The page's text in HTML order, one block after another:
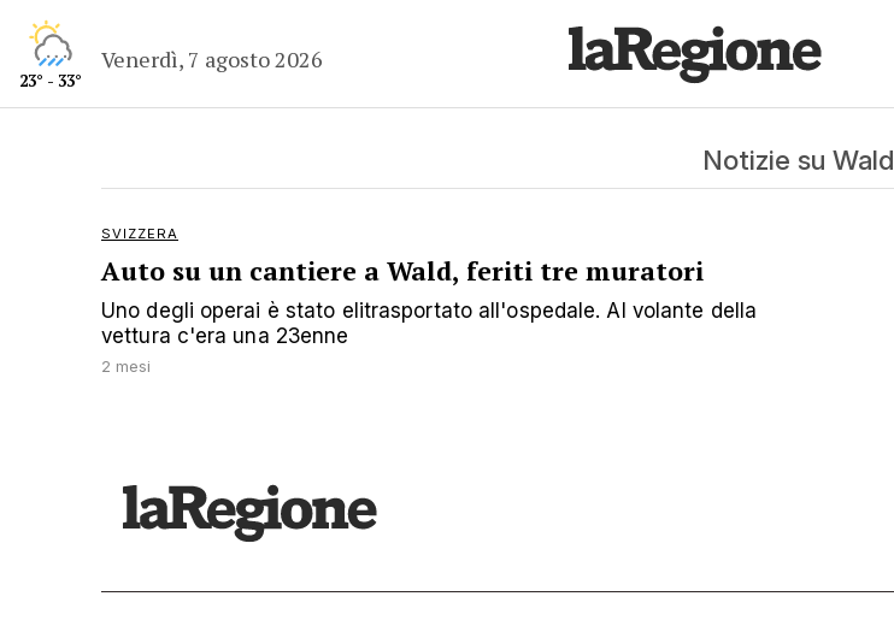
23° - 33°
Venerdì, 7 agosto 2026
Notizie su Wald
SVIZZERA
Auto su un cantiere a Wald, feriti tre muratori
Uno degli operai è stato elitrasportato all'ospedale. Al volante della
vettura c'era una 23enne
2 mesi